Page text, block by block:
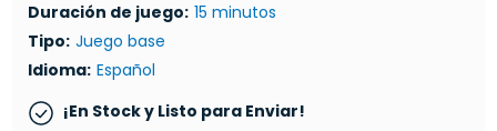
Duración de juego: 15 minutos
Tipo: Juego base
Idioma: Español
¡En Stock y Listo para Enviar!